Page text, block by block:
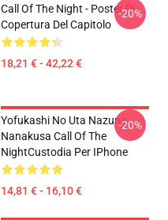
Call Of The Night - Poster Di
Copertura Del Capitolo
18,21 € - 42,22 €
-20%
Yofukashi No Uta Nazuna
Nanakusa Call Of The
NightCustodia Per IPhone
14,81 € - 16,10 €
-20%